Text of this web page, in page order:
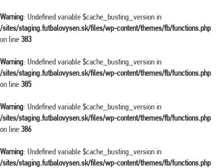
Warning: Undefined variable $cache_busting_version in
/sites/staging.futbalovysen.sk/files/wp-content/themes/fb/functions.php
on line 383
Warning: Undefined variable $cache_busting_version in
/sites/staging.futbalovysen.sk/files/wp-content/themes/fb/functions.php
on line 385
Warning: Undefined variable $cache_busting_version in
/sites/staging.futbalovysen.sk/files/wp-content/themes/fb/functions.php
on line 386
Warning: Undefined variable $cache_busting_version in
/sites/staging.futbalovysen.sk/files/wp-content/themes/fb/functions.php